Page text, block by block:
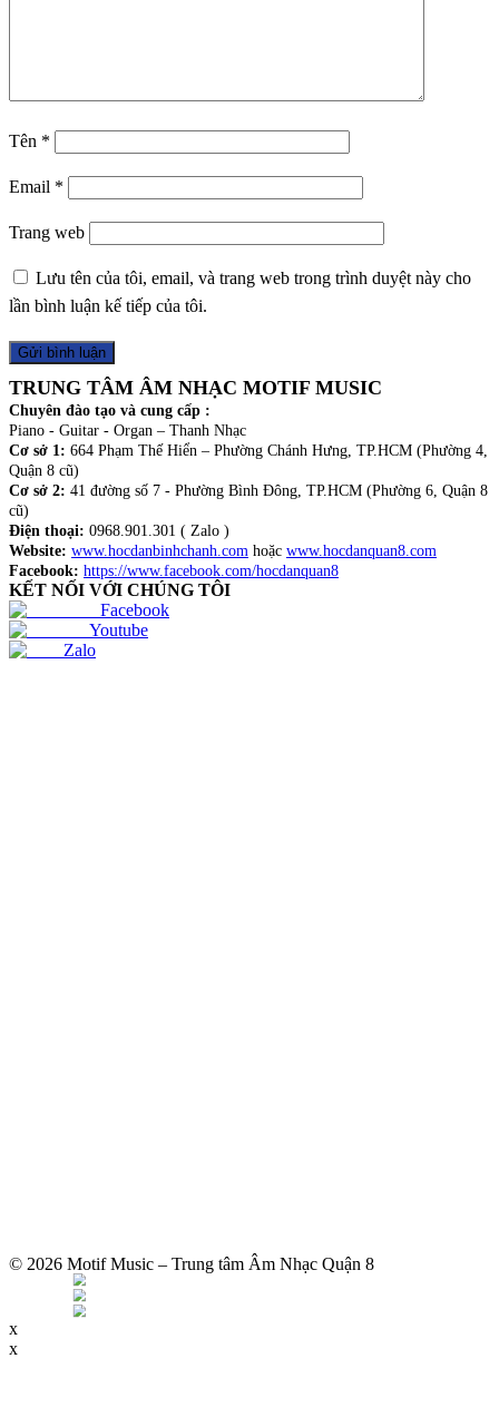
Tên *
Email *
Trang web
Lưu tên của tôi, email, và trang web trong trình duyệt này cho
lần bình luận kế tiếp của tôi.
TRUNG TÂM ÂM NHẠC MOTIF MUSIC
Chuyên đào tạo và cung cấp :
Piano - Guitar - Organ – Thanh Nhạc
Cơ sở 1: 664 Phạm Thế Hiển – Phường Chánh Hưng, TP.HCM (Phường 4,
Quận 8 cũ)
Cơ sở 2: 41 đường số 7 - Phường Bình Đông, TP.HCM (Phường 6, Quận 8
cũ)
Điện thoại: 0968.901.301 ( Zalo )
Website: www.hocdanbinhchanh.com hoặc www.hocdanquan8.com
Facebook: https://www.facebook.com/hocdanquan8
KẾT NỐI VỚI CHÚNG TÔI
Facebook
Youtube
Zalo
© 2026 Motif Music – Trung tâm Âm Nhạc Quận 8
x
x